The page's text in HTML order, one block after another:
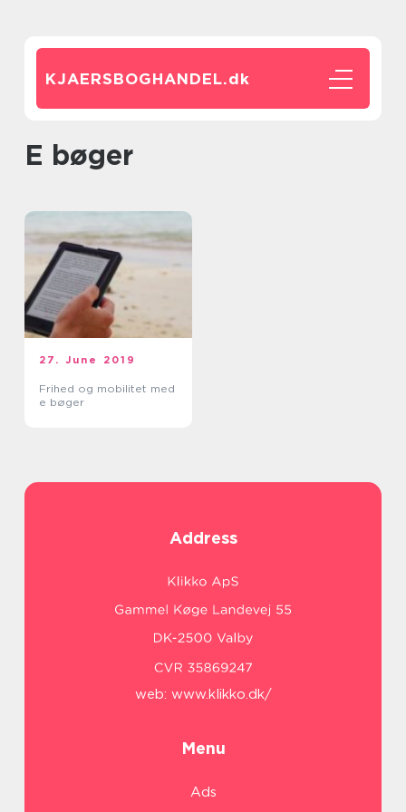
KJAERSBOGHANDEL.dk
e bøger
27. June 2019
Frihed og mobilitet med
e bøger
Address
web: www.klikko.dk/
Menu
Ads